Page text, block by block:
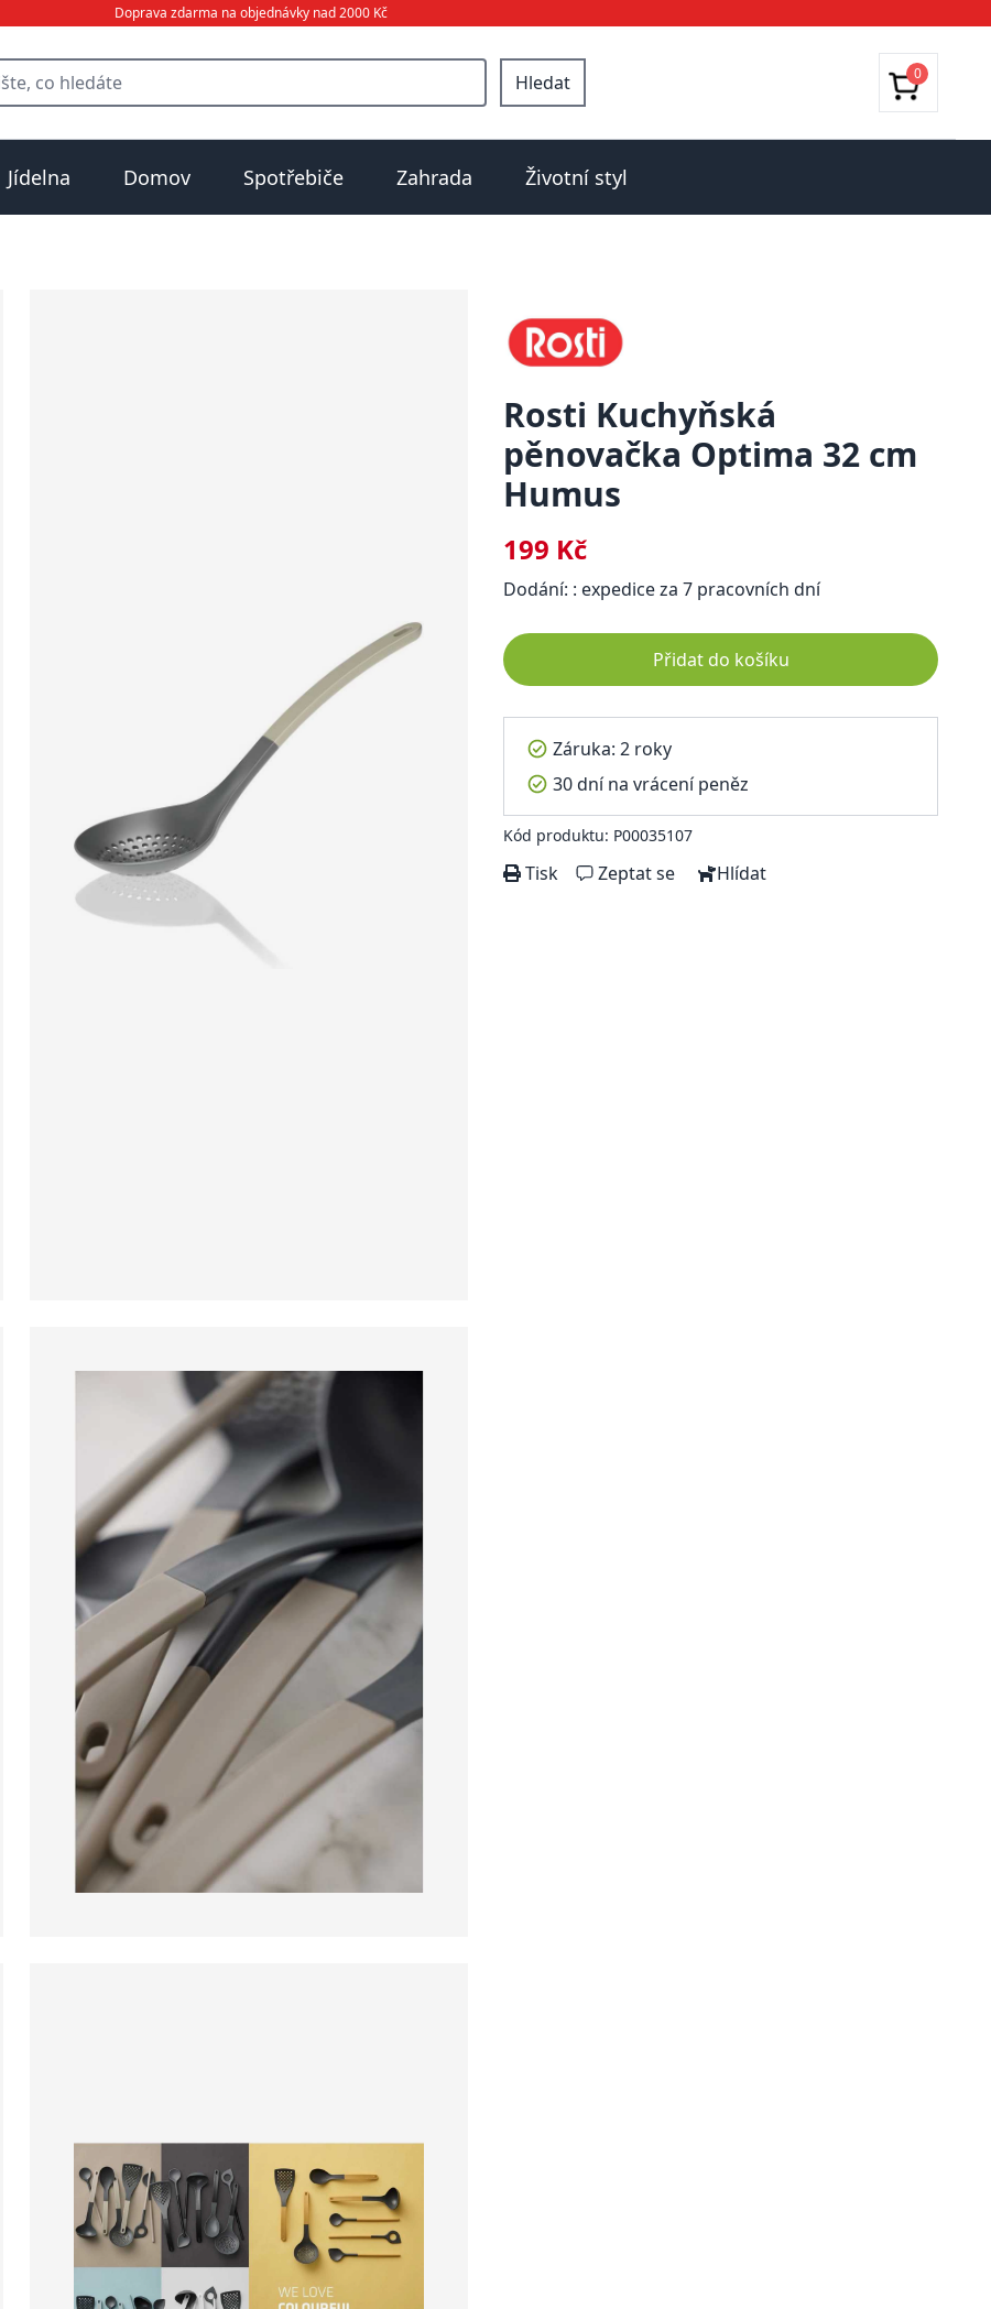
Doprava zdarma na objednávky nad 2000 Kč
Hledat 0
Jídelna Domov Spotřebiče Zahrada Životní styl
Rosti Kuchyňská
pěnovačka Optima 32 cm
Humus
199 Kč
Dodání: : expedice za 7 pracovních dní
Přidat do košíku
Záruka: 2 roky
30 dní na vrácení peněz
Kód produktu: P00035107
Tisk Zeptat se Hlídat